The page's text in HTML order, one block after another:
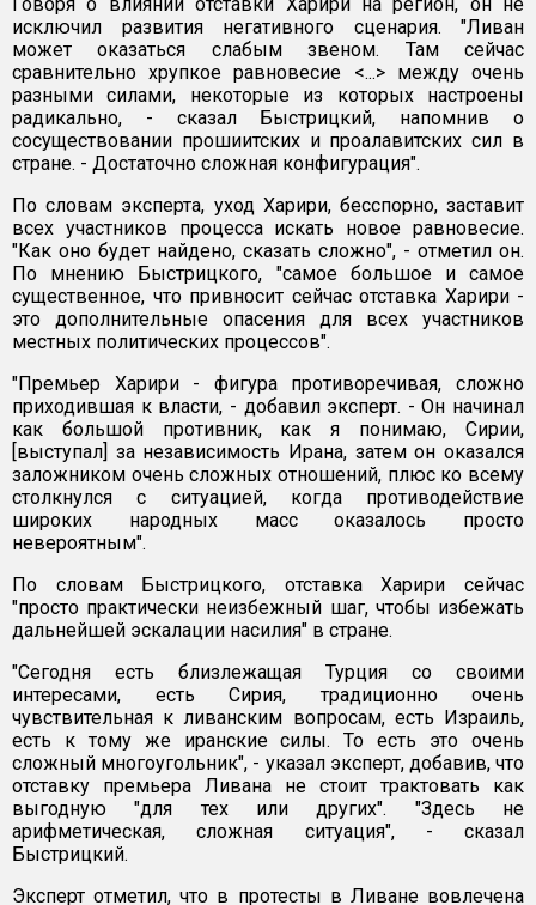
исключил развития негативного сценария. "Ливан
может оказаться слабым звеном. Там сейчас
сравнительно хрупкое равновесие <...> между очень
разными силами, некоторые из которых настроены
радикально, - сказал Быстрицкий, напомнив о
сосуществовании прошиитских и проалавитских сил в
стране. - Достаточно сложная конфигурация".
По словам эксперта, уход Харири, бесспорно, заставит
всех участников процесса искать новое равновесие.
"Как оно будет найдено, сказать сложно", - отметил он.
По мнению Быстрицкого, "самое большое и самое
существенное, что привносит сейчас отставка Харири -
это дополнительные опасения для всех участников
местных политических процессов".
"Премьер Харири - фигура противоречивая, сложно
приходившая к власти, - добавил эксперт. - Он начинал
как большой противник, как я понимаю, Сирии,
[выступал] за независимость Ирана, затем он оказался
заложником очень сложных отношений, плюс ко всему
столкнулся с ситуацией, когда противодействие
широких народных масс оказалось просто
невероятным".
По словам Быстрицкого, отставка Харири сейчас
"просто практически неизбежный шаг, чтобы избежать
дальнейшей эскалации насилия" в стране.
"Сегодня есть близлежащая Турция со своими
интересами, есть Сирия, традиционно очень
чувствительная к ливанским вопросам, есть Израиль,
есть к тому же иранские силы. То есть это очень
сложный многоугольник", - указал эксперт, добавив, что
отставку премьера Ливана не стоит трактовать как
выгодную "для тех или других". "Здесь не
арифметическая, сложная ситуация", - сказал
Быстрицкий.
Эксперт отметил, что в протесты в Ливане вовлечена